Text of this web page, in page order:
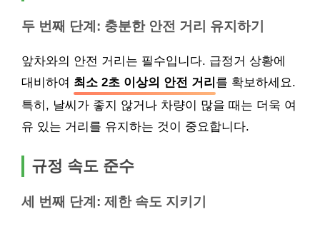
두 번째 단계: 충분한 안전 거리 유지하기
앞차와의 안전 거리는 필수입니다. 급정거 상황에
대비하여 최소 2초 이상의 안전 거리 를 확보하세요.
특히, 날씨가 좋지 않거나 차량이 많을 때는 더욱 여
유 있는 거리를 유지하는 것이 중요합니다.
규정 속도 준수
세 번째 단계: 제한 속도 지키기